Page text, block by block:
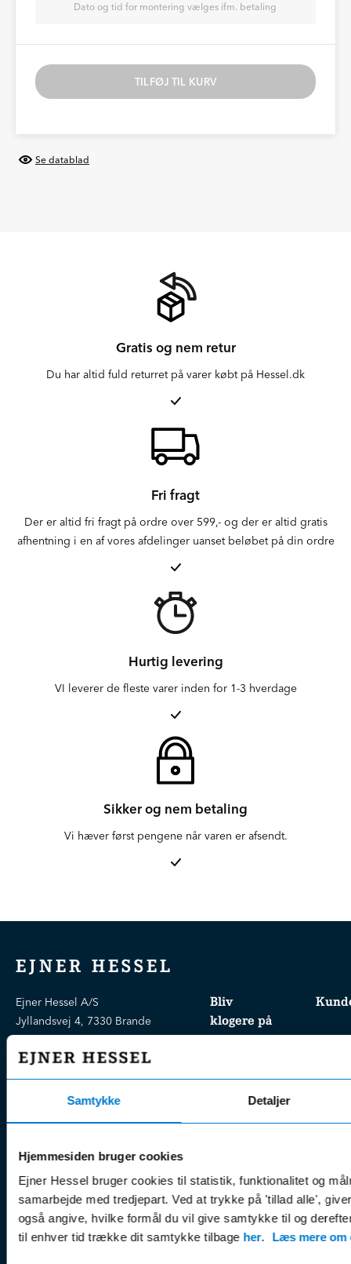
Samtykke Detaljer
Hjemmesiden bruger cookies
Ejner Hessel bruger cookies til statistik, funktionalitet og
samarbejde med tredjepart. Ved at trykke på 'tillad alle',
også angive, hvilke formål du vil give samtykke til og
til enhver tid trække dit samtykke tilbage her. Læs mere om
Dato og tid for montering vælges ifm. betaling
TILFØJ TIL KURV
Se datablad
Gratis og nem retur
Du har altid fuld returret på varer købt på Hessel.dk
Fri fragt
Der er altid fri fragt på ordre over 599,- og der er altid gratis
afhentning i en af vores afdelinger uanset beløbet på din ordre
Hurtig levering
VI leverer de fleste varer inden for 1-3 hverdage
Sikker og nem betaling
Vi hæver først pengene når varen er afsendt.
EJNER HESSEL
Ejner Hessel A/S
Jyllandsvej 4, 7330 Brande
CVR nr.:58811211
Tlf. nr.:7211 5001
E-mail:info@hessel.dk
Weekend:
Sikker betaling
Bliv
klogere på
Fordels- &
serviceaftaler
Kampagner
& nyheder
Leasing &